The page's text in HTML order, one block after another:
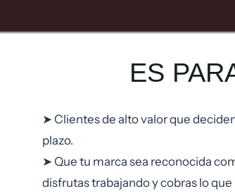
ES
➤ Clientes de alto valor que
plazo.
➤ Que tu marca sea reconocida
disfrutas trabajando y cobras lo